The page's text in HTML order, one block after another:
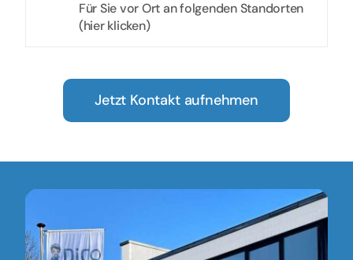
Für Sie vor Ort an folgenden Standorten
(hier klicken)
Jetzt Kontakt aufnehmen